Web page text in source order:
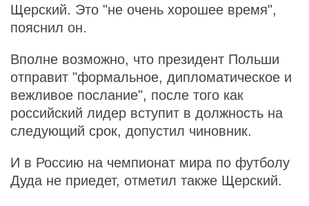
Щерский. Это "не очень хорошее время",
пояснил он.
Вполне возможно, что президент Польши
отправит "формальное, дипломатическое и
вежливое послание", после того как
российский лидер вступит в должность на
следующий срок, допустил чиновник.
И в Россию на чемпионат мира по футболу
Дуда не приедет, отметил также Щерский.